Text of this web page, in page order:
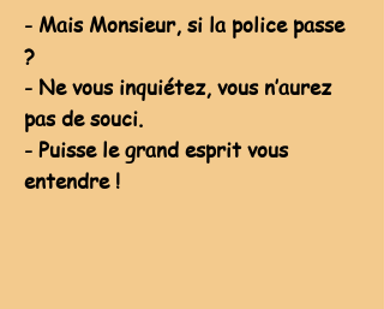
- Mais Monsieur, si la police passe
?
- Ne vous inquiétez, vous n’aurez
pas de souci.
- Puisse le grand esprit vous
entendre !